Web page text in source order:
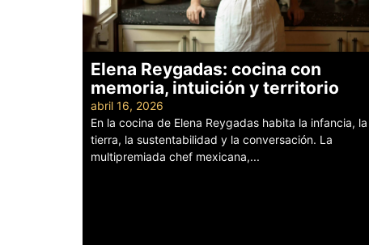
Elena Reygadas: cocina con
memoria, intuición y territorio
abril 16, 2026
En la cocina de Elena Reygadas habita la infancia, la
tierra, la sustentabilidad y la conversación. La
multipremiada chef mexicana,...